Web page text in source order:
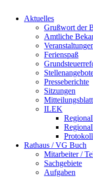
Aktuelles
Grußwort der
Amtliche
Ferienspaß
Presseberichte
Sitzungen
Mitteilungsblatt
ILEK
Rathaus / VG Buch
Mitarbeiter /
Sachgebiete
Aufgaben